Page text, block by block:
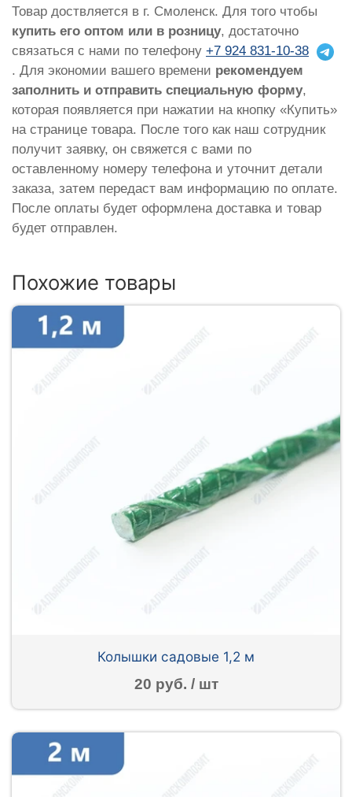
Товар доствляется в г. Смоленск. Для того чтобы
купить его оптом или в розницу, достаточно
связаться с нами по телефону +7 924 831-10-38
. Для экономии вашего времени рекомендуем
заполнить и отправить специальную форму,
которая появляется при нажатии на кнопку «Купить»
на странице товара. После того как наш сотрудник
получит заявку, он свяжется с вами по
оставленному номеру телефона и уточнит детали
заказа, затем передаст вам информацию по оплате.
После оплаты будет оформлена доставка и товар
будет отправлен.
Похожие товары
Колышки садовые 1,2 м
20 руб. / шт